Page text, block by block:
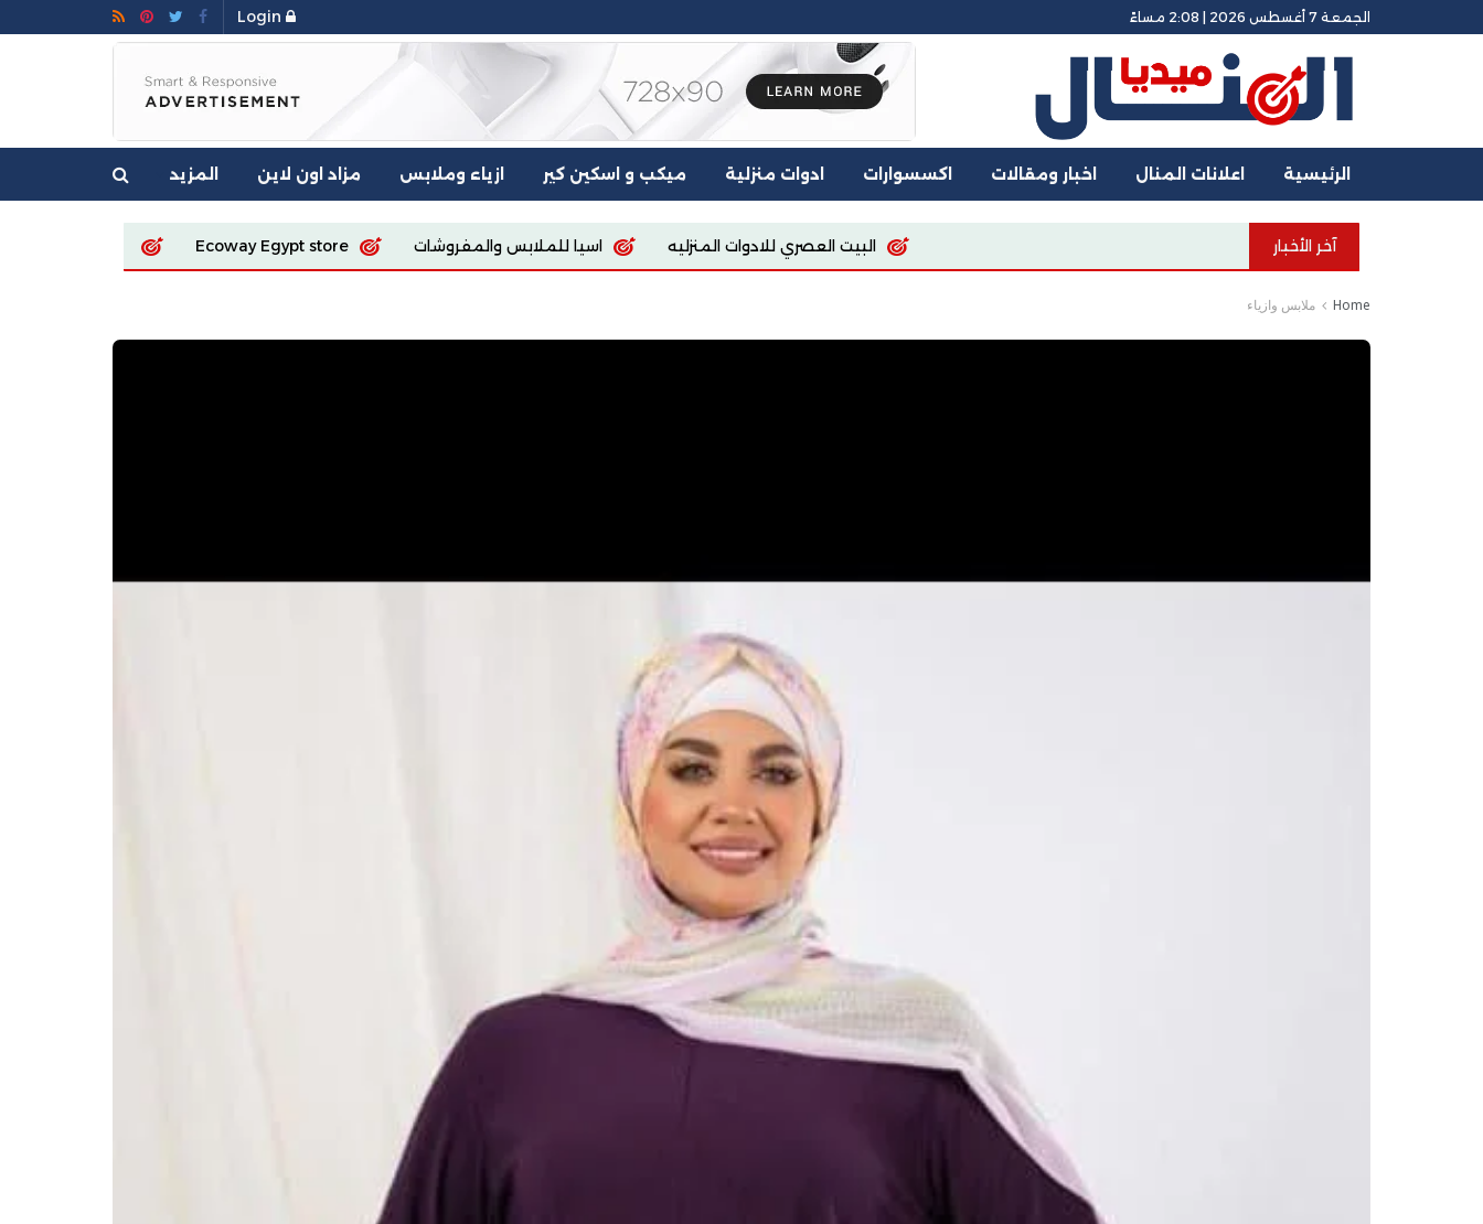
الجمعة 7 أغسطس 2026 | 2:08 مساءً
الرئيسية اعلانات المنال اخبار ومقالات اكسسوارات ادوات منزلية ميكب و اسكين كير ازياء وملابس مزاد اون لاين المزيد
آخر الأخبار البيت العصري للادوات المنزليه اسيا للملابس والمفروشات Ecoway Egypt store
Sola fashion
Diet Store R
Home ملابس وازياء